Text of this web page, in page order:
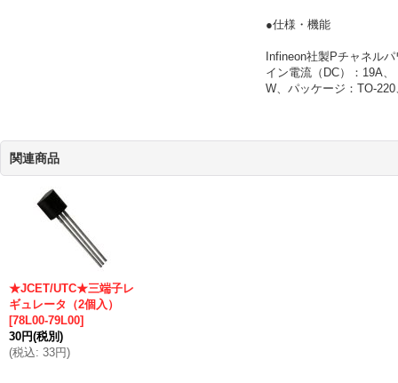
●仕様・機能
Infineon社製Pチャネル
イン電流（DC）：19A
W、パッケージ：TO-220
関連商品
★JCET/UTC★三端子レ
ギュレータ（2個入）
[78L00-79L00]
30円(税別)
(税込: 33円)